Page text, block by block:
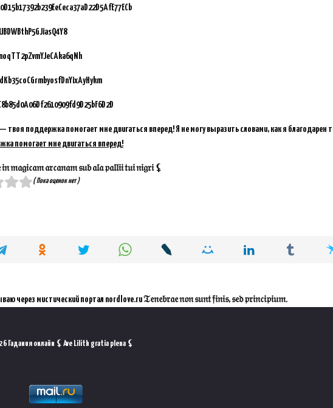
твоя поддержка помогает мне двигаться вперед! Я не могу выразить словами, как я благодарен
помогает мне двигаться вперед!
𝔪𝔞𝔤𝔦𝔠𝔞𝔪 𝔞𝔯𝔠𝔞𝔫𝔞𝔪 𝔰𝔲𝔟 𝔞𝔩𝔞 𝔭𝔞𝔩𝔩𝔦𝔦 𝔱𝔲𝔦 𝔫𝔦𝔤𝔯𝔦 ⚸
( Пока оценок нет )
Гадания онлайн ⚸ Ave Lilith gratia plena ⚸
через мистический портал nordlove.ru 𝔗𝔢𝔫𝔢𝔟𝔯𝔞𝔢 𝔫𝔬𝔫 𝔰𝔲𝔫𝔱 𝔣𝔦𝔫𝔦𝔰, 𝔰𝔢𝔡 𝔭𝔯𝔦𝔫𝔠𝔦𝔭𝔦𝔲𝔪.